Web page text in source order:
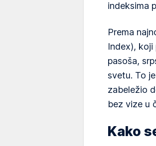
indeksima
Prema
Index),
pasoša,
svetu. To
zabeležio
bez vize u
Kako